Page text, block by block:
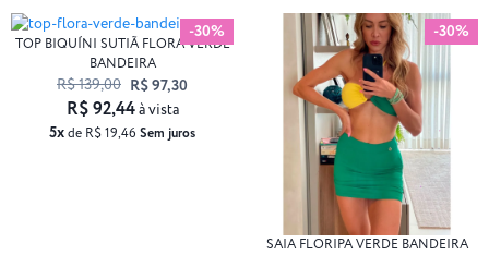
-30%
TOP BIQUÍNI SUTIÃ FLORA VERDE
BANDEIRA
R$ 139,00 R$ 97,30
5xde R$ 19,46 Sem juros
R$ 92,44à vista
-30%
SAIA FLORIPA VERDE BANDEIRA